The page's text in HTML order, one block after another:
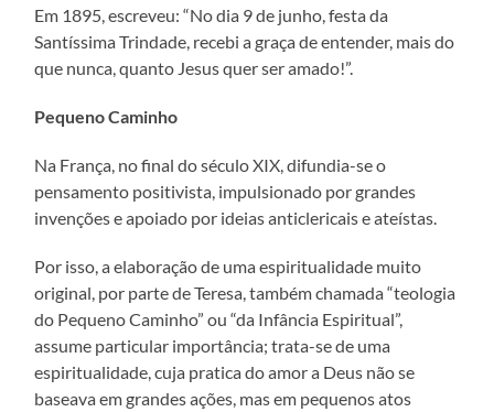
Em 1895, escreveu: “No dia 9 de junho, festa da
Santíssima Trindade, recebi a graça de entender, mais do
que nunca, quanto Jesus quer ser amado!”.
Pequeno Caminho
Na França, no final do século XIX, difundia-se o
pensamento positivista, impulsionado por grandes
invenções e apoiado por ideias anticlericais e ateístas.
Por isso, a elaboração de uma espiritualidade muito
original, por parte de Teresa, também chamada “teologia
do Pequeno Caminho” ou “da Infância Espiritual”,
assume particular importância; trata-se de uma
espiritualidade, cuja pratica do amor a Deus não se
baseava em grandes ações, mas em pequenos atos